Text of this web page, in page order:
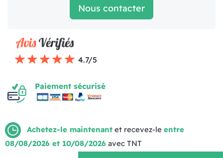
Achetez-le maintenant et recevez-le entre
08/08/2026 et 10/08/2026 avec TNT
Nous contacter
4.7/5
Paiement sécurisé
Mentions légales Politique de livraison